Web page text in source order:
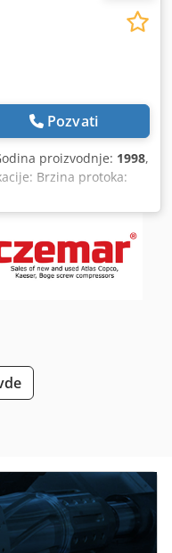
Pozvati
proizvodnje: 1998,
Brzina protoka:
Dkjdpfx Aen
kilometraža 18100 h;
operativan; Pružamo